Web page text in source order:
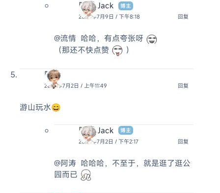
阿杰 Jack
博主
2025年7月9日 / 下午8:18
回复
@流情 哈哈，有点夸张呀
（那还不快点赞
）
阿涛
2025年7月2日 / 上午11:49 回复
游山玩水😄
阿杰 Jack
博主
2025年7月2日 / 下午2:17
回复
@阿涛 哈哈哈，不至于，就是逛了逛公
园而已